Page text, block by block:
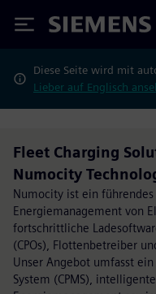
Siemens
Diese Seite wird mit
Lieber auf Englisch
Fleet Charging
Numocity
Numocity ist ein
Energiemanagement von
fortschrittliche
(CPOs), Flottenbetreiber
Unser Angebot umfasst
System (CPMS),